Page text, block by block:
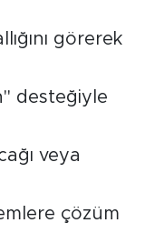
görerek
desteğiyle
veya
çözüm